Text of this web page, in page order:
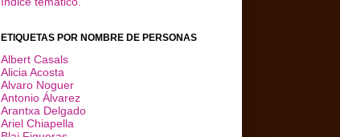
ETIQUETAS POR NOMBRE DE PERSONAS
Albert Casals
Alicia Acosta
Alvaro Noguer
Antonio Álvarez
Arantxa Delgado
Ariel Chiapella